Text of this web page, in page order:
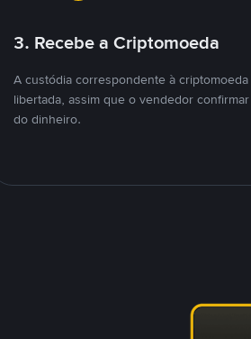
3. Recebe a Criptomoeda
A custódia correspondente à criptomoeda
libertada, assim que o vendedor
do dinheiro.